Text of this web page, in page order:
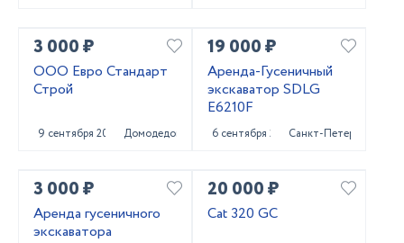
3 000 ₽
ООО Евро Стандарт
Строй
9 сентября 2023 Домодедово
19 000 ₽
Аренда-Гусеничный
экскаватор SDLG
E6210F
6 сентября 2023Санкт-Петербург
3 000 ₽
Аренда гусеничного
экскаватора
20 000 ₽
Cat 320 GC